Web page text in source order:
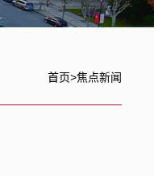
首页>焦点新闻